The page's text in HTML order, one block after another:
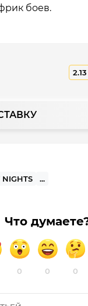
боев.
2.13
NIGHTS ...
Что
0 0 0